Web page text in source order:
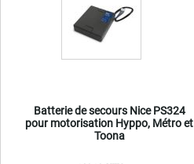
Batterie de secours Nice PS324
pour motorisation Hyppo, Métro et
Toona